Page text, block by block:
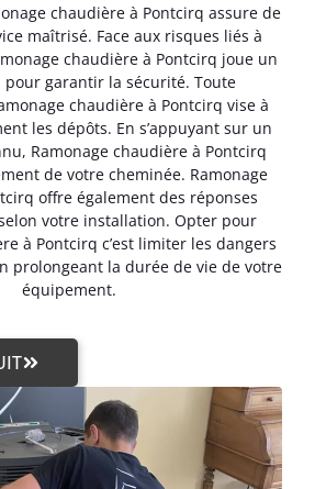
chaudière à Pontcirq assure de
maîtrisé. Face aux risques liés à
chaudière à Pontcirq joue un
pour garantir la sécurité. Toute
chaudière à Pontcirq vise à
les dépôts. En s’appuyant sur un
Ramonage chaudière à Pontcirq
de votre cheminée. Ramonage
offre également des réponses
votre installation. Opter pour
à Pontcirq c’est limiter les dangers
prolongeant la durée de vie de votre
équipement.